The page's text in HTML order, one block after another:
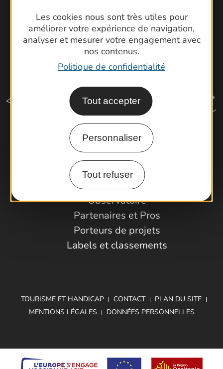
Les cookies nous sont très utiles pour
améliorer votre expérience de navigation,
analyser et mesurer votre engagement avec
nos contenus.
Politique de confidentialité
Tout accepter
Personnaliser
Tout refuser
Espace Pro
Observatoire
Partenaires et Pros
Porteurs de projets
Labels et classements
TOURISME ET HANDICAP CONTACT
PLAN DU SITE
MENTIONS LÉGALES
DONNÉES PERSONNELLES